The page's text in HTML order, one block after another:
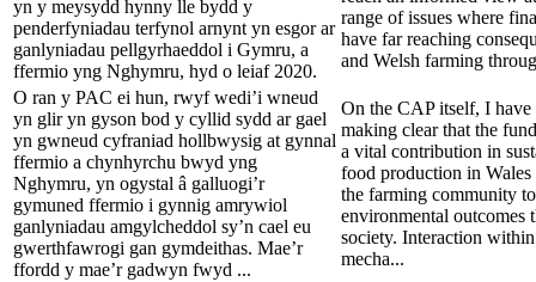
yn y meysydd hynny lle bydd y
penderfyniadau terfynol arnynt yn esgor ar
ganlyniadau pellgyrhaeddol i Gymru, a
ffermio yng Nghymru, hyd o leiaf 2020.
range of issues where
have far reaching
and Welsh farming
O ran y PAC ei hun, rwyf wedi’i wneud
yn glir yn gyson bod y cyllid sydd ar gael
yn gwneud cyfraniad hollbwysig at gynnal
ffermio a chynhyrchu bwyd yng
Nghymru, yn ogystal â galluogi’r
gymuned ffermio i gynnig amrywiol
ganlyniadau amgylcheddol sy’n cael eu
gwerthfawrogi gan gymdeithas. Mae’r
ffordd y mae’r gadwyn fwyd ...
On the CAP itself, I have
making clear that the
a vital contribution in
food production in Wales
the farming community
environmental outcomes
society. Interaction
mecha...